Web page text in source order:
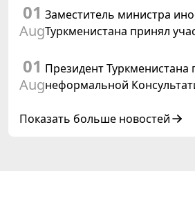
Туркменистаном
01
Aug
Заместитель министра
Туркменистана принял
сотрудничества
Республика Корея»
01
Aug
Президент Туркменистана
неформальной
Азербайджанской
Показать больше новостей